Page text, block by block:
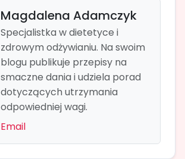
Magdalena Adamczyk
Specjalistka w dietetyce i
zdrowym odżywianiu. Na swoim
blogu publikuje przepisy na
smaczne dania i udziela porad
dotyczących utrzymania
odpowiedniej wagi.
Email